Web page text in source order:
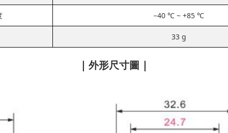
−40 ℃ ~ +85 ℃
33 g
| 外形尺寸圖 |